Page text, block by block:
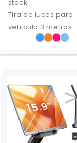
stock
Tira de luces para
vehiculo 3 metros